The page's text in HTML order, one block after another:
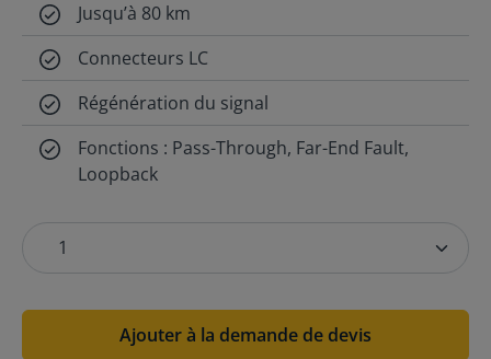
Jusqu’à 80 km
Connecteurs LC
Régénération du signal
Fonctions : Pass-Through, Far-End Fault,
Loopback
Ajouter à la demande de devis